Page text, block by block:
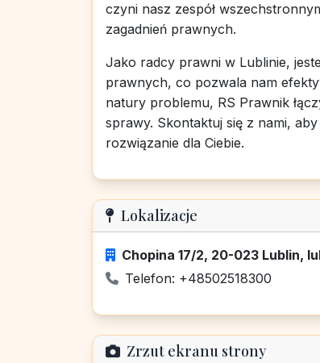
czyni nasz zespół
zagadnień prawnych.
Jako radcy prawni w Lublinie,
prawnych, co pozwala nam
natury problemu, RS Prawnik
sprawy. Skontaktuj się z nami,
rozwiązanie dla Ciebie.
Lokalizacje
Chopina 17/2, 20-023 Lublin,
Telefon: +48502518300
Zrzut ekranu strony